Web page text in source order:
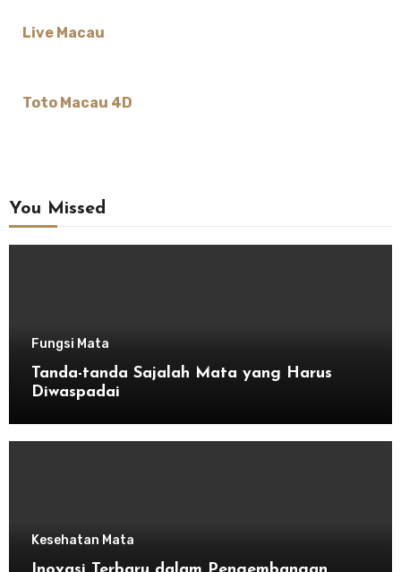
Live Macau
Toto Macau 4D
You Missed
Fungsi Mata
Tanda-tanda Sajalah Mata yang Harus
Diwaspadai
Kesehatan Mata